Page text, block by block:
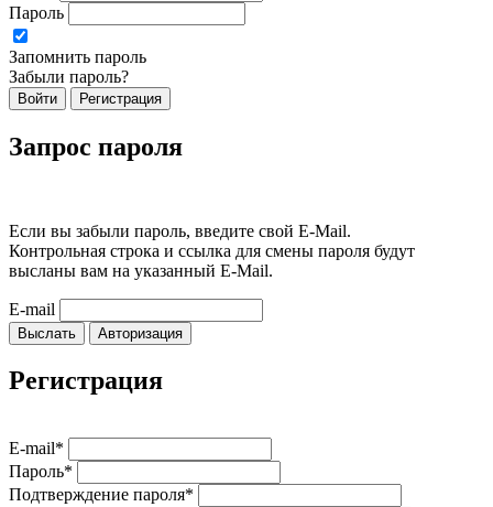
Пароль
Запомнить пароль
Забыли пароль?
Войти Регистрация
Запрос пароля
Если вы забыли пароль, введите свой E-Mail.
Контрольная строка и ссылка для смены пароля будут
высланы вам на указанный E-Mail.
E-mail
Выслать Авторизация
Регистрация
E-mail*
Пароль*
Подтверждение пароля*